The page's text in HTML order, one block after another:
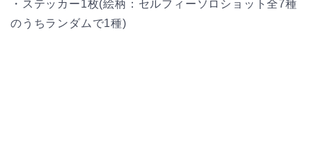
・ステッカー1枚(絵柄：セルフィーソロショット全7種
のうちランダムで1種)